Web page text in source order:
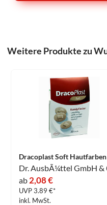
Weitere Produkte zu
ab 2,08 €
UVP 3.89 €*
inkl. MwSt.